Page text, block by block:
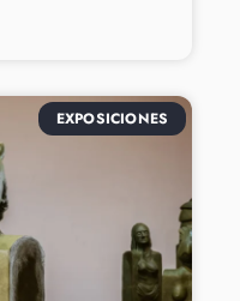
EXPOSICIONES